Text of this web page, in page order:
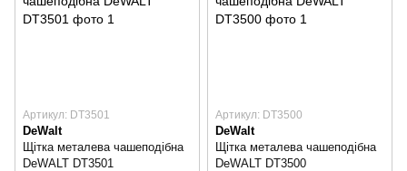
Артикул: DT3501
DeWalt
Щітка металева чашеподібна
DeWALT DT3501
Артикул: DT3500
DeWalt
Щітка металева чашеподібна
DeWALT DT3500